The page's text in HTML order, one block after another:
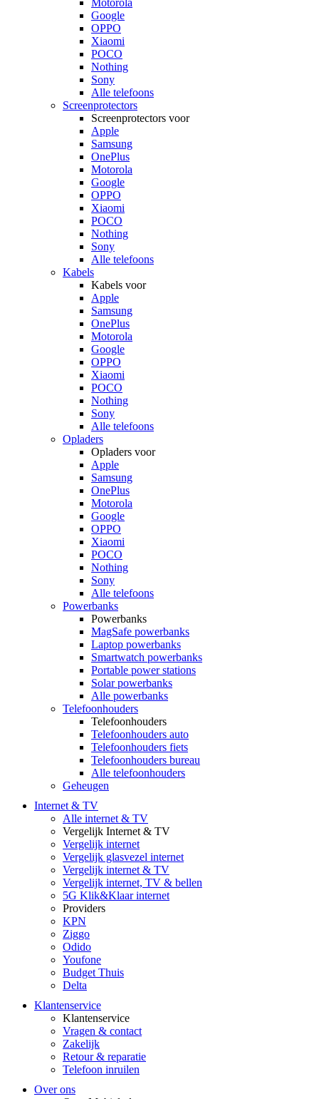
Motorola
Google
OPPO
Xiaomi
POCO
Nothing
Sony
Alle telefoons
Screenprotectors
Screenprotectors voor
Apple
Samsung
OnePlus
Motorola
Google
OPPO
Xiaomi
POCO
Nothing
Sony
Alle telefoons
Kabels
Kabels voor
Apple
Samsung
OnePlus
Motorola
Google
OPPO
Xiaomi
POCO
Nothing
Sony
Alle telefoons
Opladers
Opladers voor
Apple
Samsung
OnePlus
Motorola
Google
OPPO
Xiaomi
POCO
Nothing
Sony
Alle telefoons
Powerbanks
Powerbanks
MagSafe powerbanks
Laptop powerbanks
Smartwatch powerbanks
Portable power stations
Solar powerbanks
Alle powerbanks
Telefoonhouders
Telefoonhouders
Telefoonhouders auto
Telefoonhouders fiets
Telefoonhouders bureau
Alle telefoonhouders
Geheugen
Internet & TV
Alle internet & TV
Vergelijk Internet & TV
Vergelijk internet
Vergelijk glasvezel internet
Vergelijk internet & TV
Vergelijk internet, TV & bellen
5G Klik&Klaar internet
Providers
KPN
Ziggo
Odido
Youfone
Budget Thuis
Delta
Klantenservice
Klantenservice
Vragen & contact
Zakelijk
Retour & reparatie
Telefoon inruilen
Over ons